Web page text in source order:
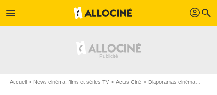
menu profil search
Accueil News cinéma, films et séries TV Actus Ciné Diaporamas cinéma